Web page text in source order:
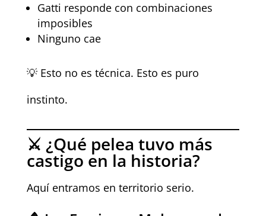
Gatti responde con combinaciones
imposibles
Ninguno cae
💡 Esto no es técnica. Esto es puro
instinto.
⚔️ ¿Qué pelea tuvo más
castigo en la historia?
Aquí entramos en territorio serio.